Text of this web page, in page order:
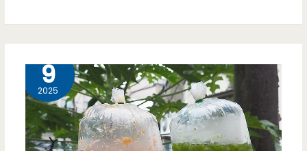
量
肥
腸
美
食-
李
9
2025